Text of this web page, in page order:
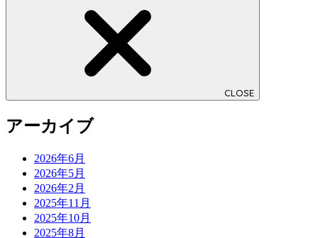
CLOSE
アーカイブ
2026年6月
2026年5月
2026年2月
2025年11月
2025年10月
2025年8月